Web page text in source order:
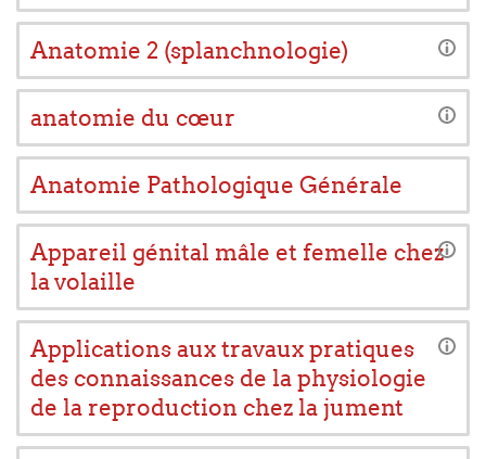
Anatomie 2 (splanchnologie)
anatomie du cœur
Anatomie Pathologique Générale
Appareil génital mâle et femelle chez
la volaille
Applications aux travaux pratiques
des connaissances de la physiologie
de la reproduction chez la jument